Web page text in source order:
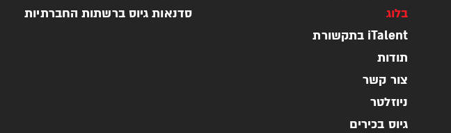
בלוג
iTalent בתקשורת
תודות
צור קשר
ניוזלטר
גיוס בכירים
סדנאות גיוס ברשתות החברתיות